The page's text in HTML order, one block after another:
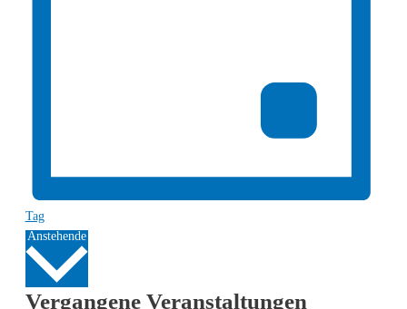
Tag
Anstehende
wählen.
Vergangene Veranstaltungen